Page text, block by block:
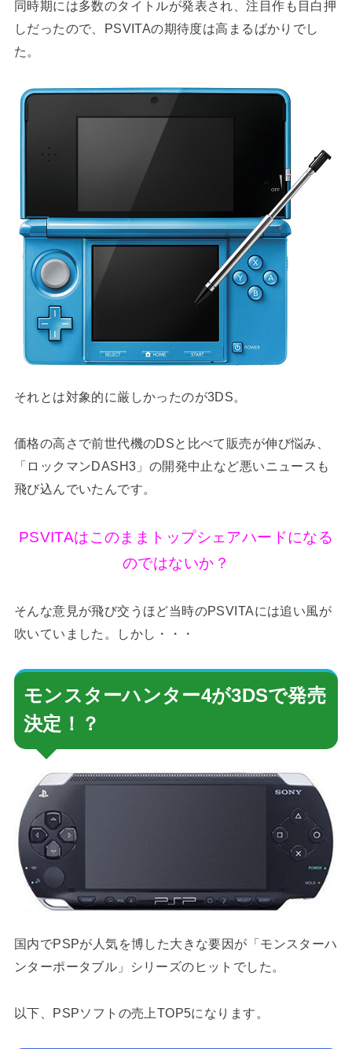
同時期には多数のタイトルが発表され、注目作も目白押
しだったので、PSVITAの期待度は高まるばかりでし
た。
それとは対象的に厳しかったのが3DS。
価格の高さで前世代機のDSと比べて販売が伸び悩み、
「ロックマンDASH3」の開発中止など悪いニュースも
飛び込んでいたんです。
PSVITAはこのままトップシェアハードになる
のではないか？
そんな意見が飛び交うほど当時のPSVITAには追い風が
吹いていました。しかし・・・
モンスターハンター4が3DSで発売
決定！？
国内でPSPが人気を博した大きな要因が「モンスターハ
ンターポータブル」シリーズのヒットでした。
以下、PSPソフトの売上TOP5になります。